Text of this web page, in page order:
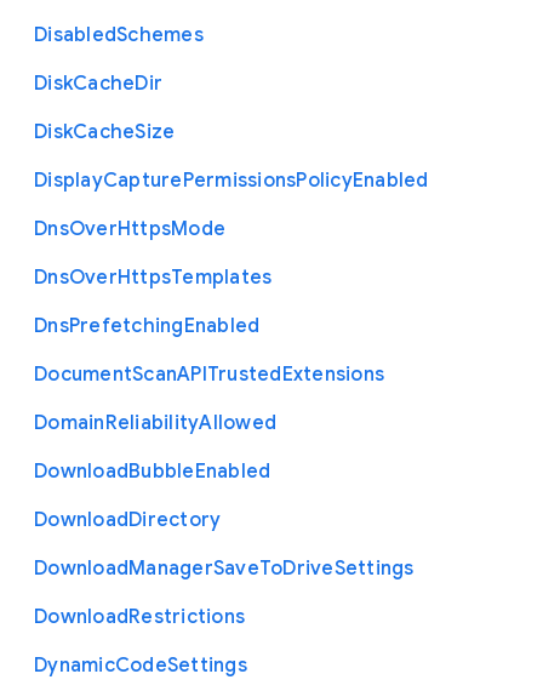
DisabledSchemes
DiskCacheDir
DiskCacheSize
DisplayCapturePermissionsPolicyEnabled
DnsOverHttpsMode
DnsOverHttpsTemplates
DnsPrefetchingEnabled
DocumentScanAPITrustedExtensions
DomainReliabilityAllowed
DownloadBubbleEnabled
DownloadDirectory
DownloadManagerSaveToDriveSettings
DownloadRestrictions
DynamicCodeSettings